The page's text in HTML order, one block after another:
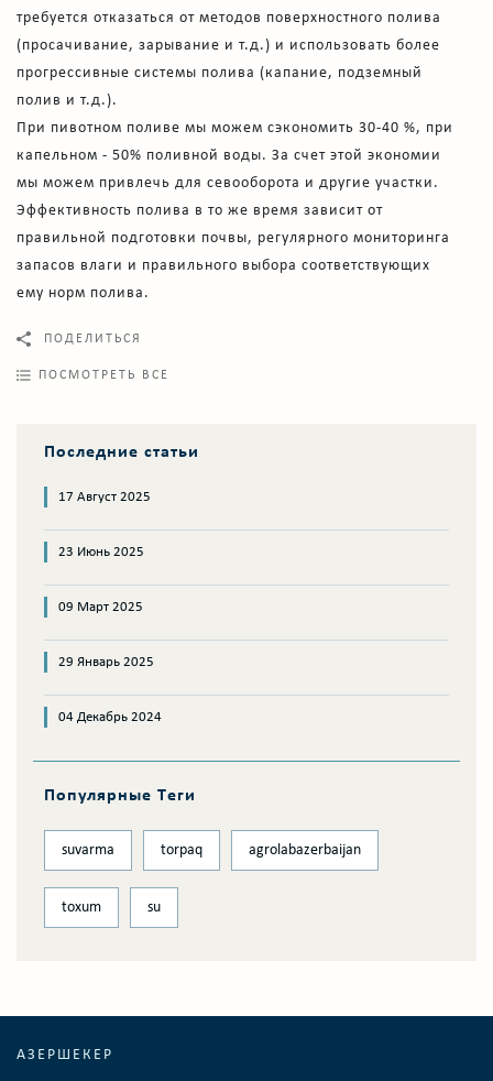
требуется отказаться от методов поверхностного полива
(просачивание, зарывание и т.д.) и использовать более
прогрессивные системы полива (капание, подземный
полив и т.д.).
При пивотном поливе мы можем сэкономить 30-40 %, при
капельном - 50% поливной воды. За счет этой экономии
мы можем привлечь для севооборота и другие участки.
Эффективность полива в то же время зависит от
правильной подготовки почвы, регулярного мониторинга
запасов влаги и правильного выбора соответствующих
ему норм полива.
ПОДЕЛИТЬСЯ
ПОСМОТРЕТЬ ВСЕ
Последние статьи
17 Август 2025
23 Июнь 2025
09 Март 2025
29 Январь 2025
04 Декабрь 2024
Популярные Tеги
suvarma torpaq agrolabazerbaijan
toxum su
АЗЕРШЕКЕР